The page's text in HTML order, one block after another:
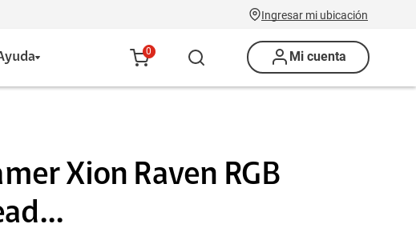
Ingresar mi ubicación
0 Mi cuenta
Xion Raven RGB